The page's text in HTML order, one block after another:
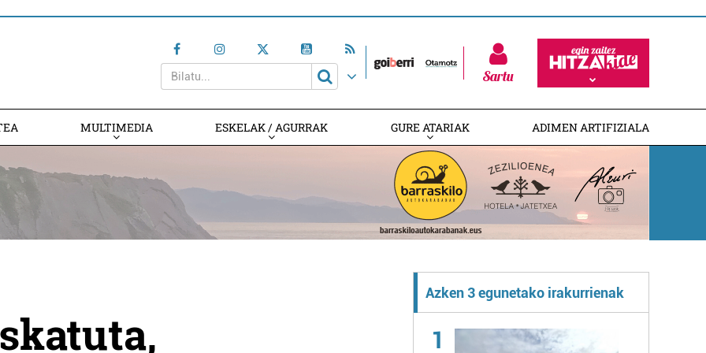
Sartu
MULTIMEDIA ESKELAK / AGURRAK GURE ATARIAK ADIMEN ARTIFIZIALA
Azken 3 egunetako irakurrienak
1